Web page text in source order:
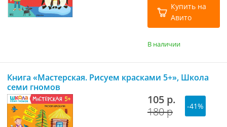
Купить на
Авито
В наличии
Книга «Мастерская. Рисуем красками 5+», Школа
семи гномов
105 р.
180 р
-41%